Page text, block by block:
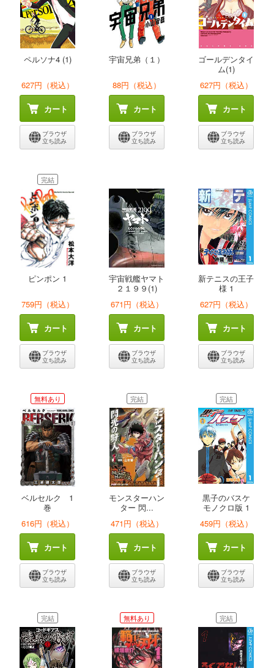
ペルソナ4 (1)
627円（税込）
カート
ブラウザ
立ち読み
宇宙兄弟（１）
88円（税込）
カート
ブラウザ
立ち読み
ゴールデンタイ
ム(1)
627円（税込）
カート
ブラウザ
立ち読み
完結
ピンポン 1
759円（税込）
カート
ブラウザ
立ち読み
宇宙戦艦ヤマト
２１９９(1)
671円（税込）
カート
ブラウザ
立ち読み
新テニスの王子
様 1
627円（税込）
カート
ブラウザ
立ち読み
無料あり
ベルセルク 1
巻
616円（税込）
カート
ブラウザ
立ち読み
完結
モンスターハン
ター 閃...
471円（税込）
カート
ブラウザ
立ち読み
完結
黒子のバスケ
モノクロ版 1
459円（税込）
カート
ブラウザ
立ち読み
完結 無料あり 完結